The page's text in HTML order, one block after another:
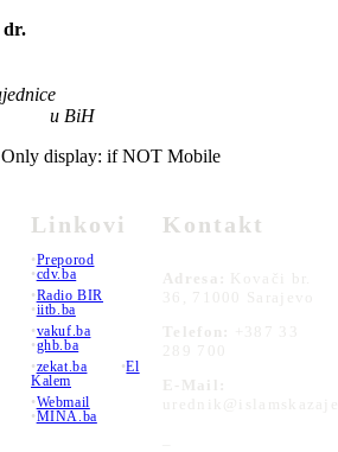
dr.
u BiH
Only display: if NOT Mobile
Linkovi
•Preporod
•cdv.ba
•Radio BIR
•iitb.ba
•vakuf.ba
•ghb.ba
•zekat.ba •El
Kalem
•Webmail
•MINA.ba
Kontakt
Adresa:
Kovači br.
36, 71000 Sarajevo
Telefon:
+387 33
289 700
E-Mail: